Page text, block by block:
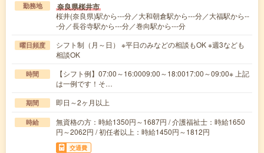
勤務地 奈良県桜井市
桜井(奈良県)駅から---分／大和朝倉駅から---分／大福駅から--
-分／長谷寺駅から---分／巻向駅から---分
曜日頻度
シフト制（月～日） ※平日のみなどの相談もOK ※週3なども
相談OK
時間
【シフト例】07:00～16:0009:00～18:0017:00～09:00※ 上記
は一例です！そ…
期間 即日～2ヶ月以上
時給
無資格の方：時給1350円～1687円 / 介護福祉士：時給1650
円～2062円 / 初任者以上：時給1450円～1812円
交通費